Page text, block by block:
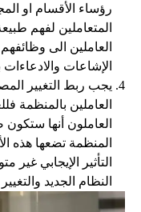
رؤساء الأقسام او
المتعاملين لفهم
العاملين الى
الإشاعات
يجب ربط التغيير
العاملين بالمنظمة
العاملون أنها ستكون
المنظمة تضعها هذه
التأثير الإيجابي غير
النظام الجديد